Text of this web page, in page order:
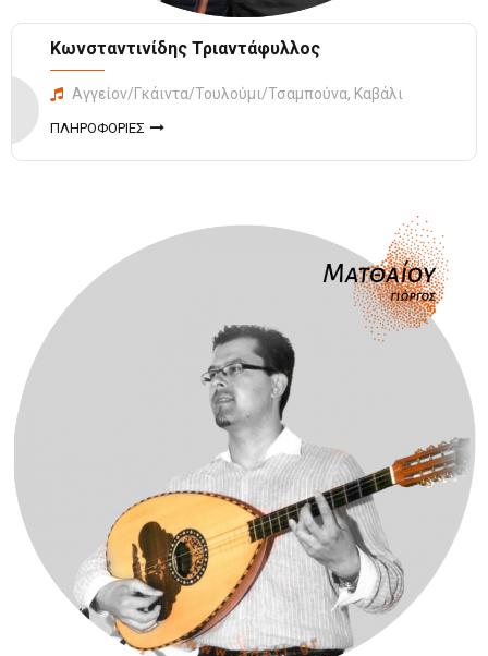
Κωνσταντινίδης Τριαντάφυλλος
Αγγείον/Γκάιντα/Τουλούμι/Τσαμπούνα, Καβάλι
ΠΛΗΡΟΦΟΡΙΕΣ